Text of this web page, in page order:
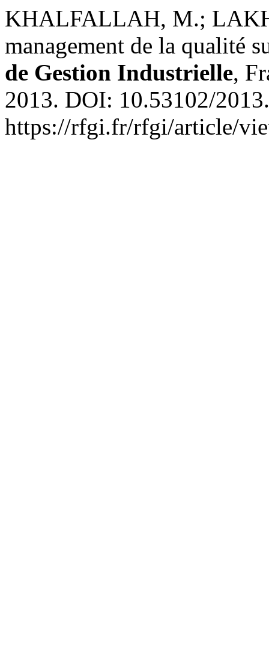
KHALFALLAH, M.;
management de la qualité
de Gestion Industrielle,
2013. DOI: 10.53102/
https://rfgi.fr/rfgi/article/